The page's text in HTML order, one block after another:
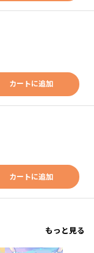
カートに追加
カートに追加
もっと見る